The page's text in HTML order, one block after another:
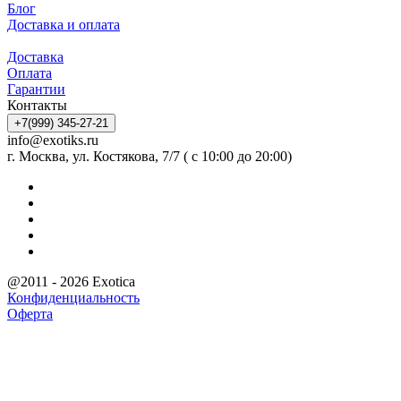
Блог
Доставка и оплата
Доставка
Оплата
Гарантии
Контакты
+7(999) 345-27-21
info@exotiks.ru
г. Москва, ул. Костякова, 7/7 ( с 10:00 до 20:00)
@2011 - 2026 Exotica
Конфиденциальность
Оферта